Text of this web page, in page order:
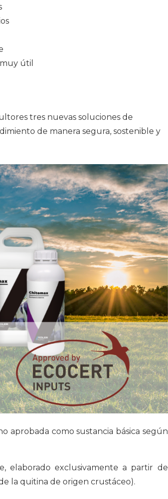
útil
tres nuevas soluciones de
de manera segura, sostenible y
aprobada como sustancia básica según
elaborado exclusivamente a partir de
la quitina de origen crustáceo).